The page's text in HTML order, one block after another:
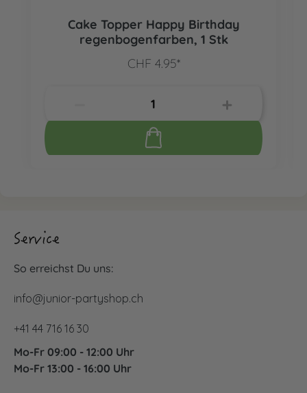
Cake Topper Happy Birthday
regenbogenfarben, 1 Stk
CHF 4.95*
Service
So erreichst Du uns:
info@junior-partyshop.ch
+41 44 716 16 30
Mo-Fr 09:00 - 12:00 Uhr
Mo-Fr 13:00 - 16:00 Uhr